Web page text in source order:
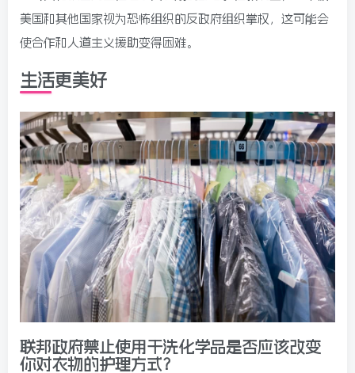
美国和其他国家视为恐怖组织的反政府组织掌权，这可能会
使合作和人道主义援助变得困难。
生活更美好
联邦政府禁止使用干洗化学品是否应该改变
你对衣物的护理方式？